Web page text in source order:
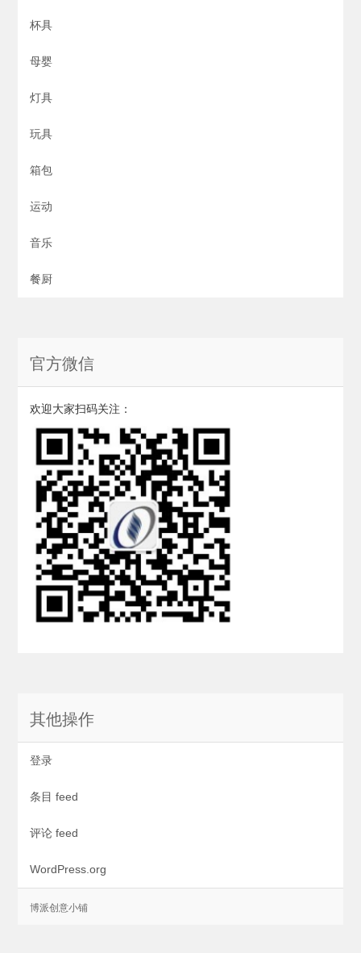
杯具
母婴
灯具
玩具
箱包
运动
音乐
餐厨
官方微信
欢迎大家扫码关注：
其他操作
登录
条目 feed
评论 feed
WordPress.org